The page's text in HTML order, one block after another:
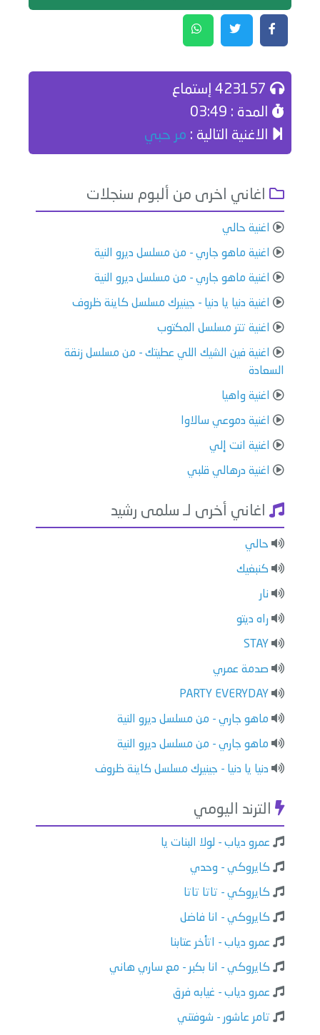
المدة : 03:49
الاغنية التالية : مر حبي
اغاني اخرى من ألبوم سنجلات
اغنية حالي
اغنية ماهو جاري - من مسلسل ديرو النية
اغنية ماهو جاري - من مسلسل ديرو النية
اغنية دنيا يا دنيا - جينيرك مسلسل كاينة ظروف
اغنية تتر مسلسل المكتوب
اغنية فين الشيك اللي عطيتك - من مسلسل زنقة
السعادة
اغنية واهيا
اغنية دموعي سالاوا
اغنية انت إلي
اغنية درهالي قلبي
اغاني أخرى لـ سلمى رشيد
حالي
كنبغيك
نار
راه ديتو
STAY
صدمة عمري
PARTY EVERYDAY
ماهو جاري - من مسلسل ديرو النية
ماهو جاري - من مسلسل ديرو النية
دنيا يا دنيا - جينيرك مسلسل كاينة ظروف
الترند اليومي
عمرو دياب - لولا البنات يا
كايروكي - وحدي
كايروكي - تاتا تاتا
كايروكي - انا فاضل
عمرو دياب - اتأخر عتابنا
كايروكي - انا بكبر - مع ساري هاني
عمرو دياب - غيابه فرق
تامر عاشور - شوفتني